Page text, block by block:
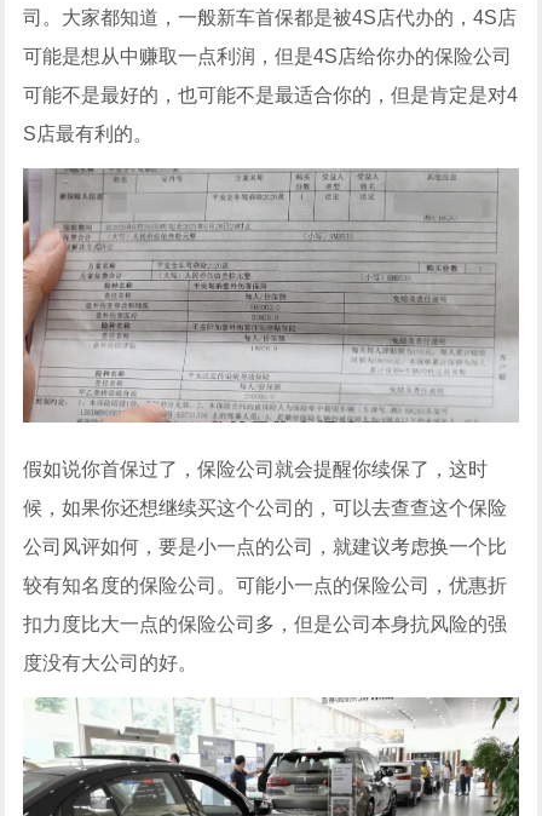
司。大家都知道，一般新车首保都是被4S店代办的，4S店
可能是想从中赚取一点利润，但是4S店给你办的保险公司
可能不是最好的，也可能不是最适合你的，但是肯定是对4
S店最有利的。
假如说你首保过了，保险公司就会提醒你续保了，这时
候，如果你还想继续买这个公司的，可以去查查这个保险
公司风评如何，要是小一点的公司，就建议考虑换一个比
较有知名度的保险公司。可能小一点的保险公司，优惠折
扣力度比大一点的保险公司多，但是公司本身抗风险的强
度没有大公司的好。